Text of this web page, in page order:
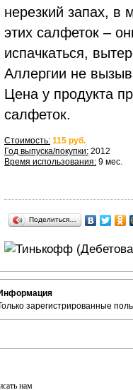
нерезкий запах,
этих салфеток –
испачкаться,
Аллергии не
Цена у продукта
салфеток.
Стоимость: 115 руб.
Год выпуска/покупки: 2012
Время использования: 9 мес.
Поделиться…
зарегистрированные
нам